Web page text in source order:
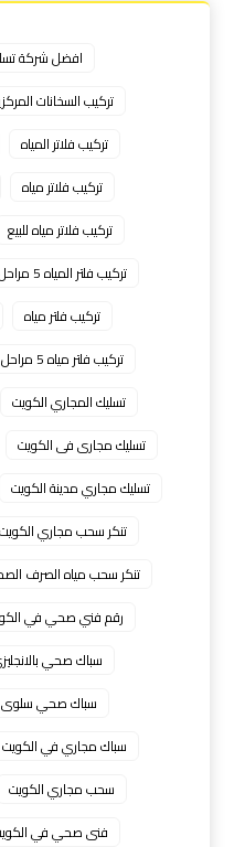
افضل شركة
تركيب السخانات
تركيب فلاتر المياه
تركيب فلاتر مياه
تركيب فلاتر مياه للبيع
تركيب فلتر المياه 5 مراحل
تركيب فلتر مياه
تركيب فلتر مياه 5 مراحل
تسليك المجاري الكويت
تسليك مجارى فى الكويت
تسليك مجاري مدينة الكويت
تنكر سحب مجاري الكويت
تنكر سحب مياه الصرف
رقم فني صحي في
سباك صحي
سباك صحي سلوى
سباك مجاري في الكويت
سحب مجاري الكويت
فنى صحي في